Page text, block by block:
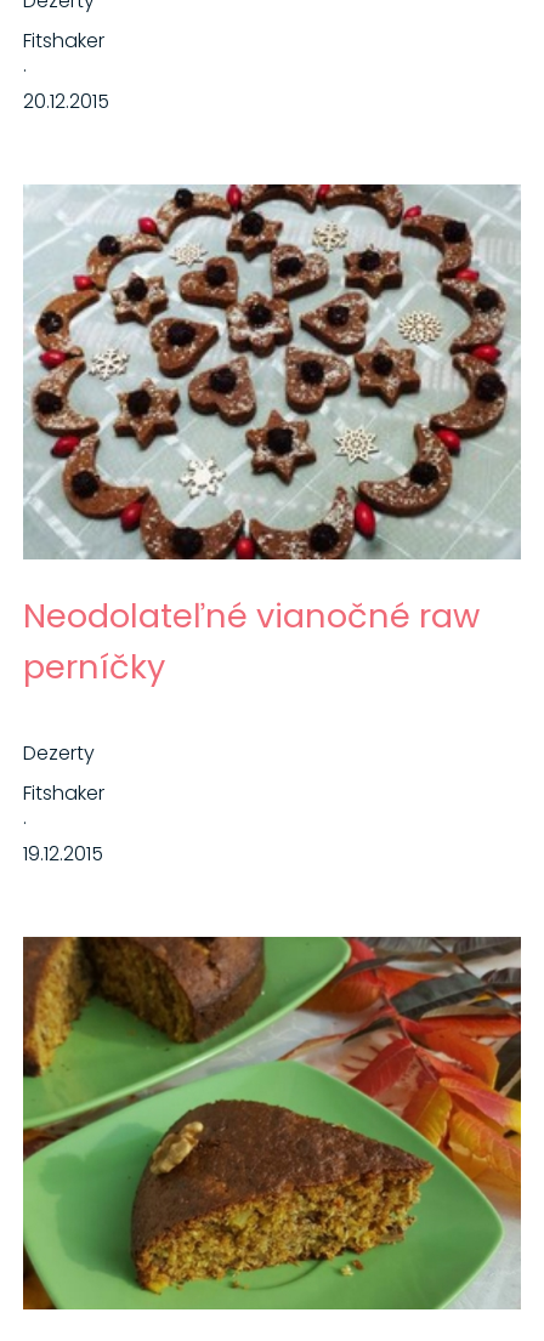
Fitshaker
·
20.12.2015
Neodolateľné vianočné raw
perníčky
Dezerty
Fitshaker
·
19.12.2015